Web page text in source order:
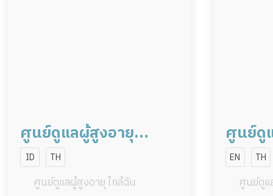
ศูนย์ดูแลผู้สูงอายุ
กรุงเทพฯ สาขา
พระราม9
ID TH
ศูนย์ดูแลผู้สูงอายุ ใกล้ฉัน
ศูนย์ดู
กรุงเ
คลอง
EN TH
ศูนย์ดูแ